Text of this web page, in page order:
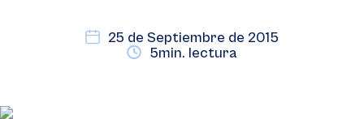
25 de Septiembre de 2015
5min. lectura